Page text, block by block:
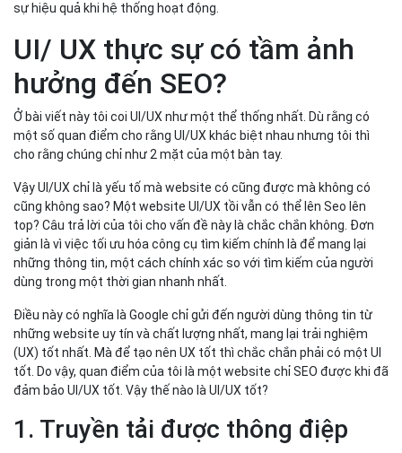
sự hiệu quả khi hệ thống hoạt động.
UI/ UX thực sự có tầm ảnh
hưởng đến SEO?
Ở bài viết này tôi coi UI/UX như một thể thống nhất. Dù rằng có
một số quan điểm cho rằng UI/UX khác biệt nhau nhưng tôi thì
cho rằng chúng chỉ như 2 mặt của một bàn tay.
Vậy UI/UX chỉ là yếu tố mà website có cũng được mà không có
cũng không sao? Một website UI/UX tồi vẫn có thể lên Seo lên
top? Câu trả lời của tôi cho vấn đề này là chắc chắn không. Đơn
giản là vì việc tối ưu hóa công cụ tìm kiếm chính là để mang lại
những thông tin, một cách chính xác so với tìm kiếm của người
dùng trong một thời gian nhanh nhất.
Điều này có nghĩa là Google chỉ gửi đến người dùng thông tin từ
những website uy tín và chất lượng nhất, mang lại trải nghiệm
(UX) tốt nhất. Mà để tạo nên UX tốt thì chắc chắn phải có một UI
tốt. Do vậy, quan điểm của tôi là một website chỉ SEO được khi đã
đảm bảo UI/UX tốt. Vậy thế nào là UI/UX tốt?
1. Truyền tải được thông điệp